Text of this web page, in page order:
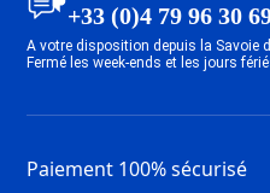
Dernière
Centre
1800
Mont-de-Lans
+33 (0)4 79 96 30
A votre disposition depuis la Savoie
Fermé les week-ends et les jours
Paiement 100% sécurisé